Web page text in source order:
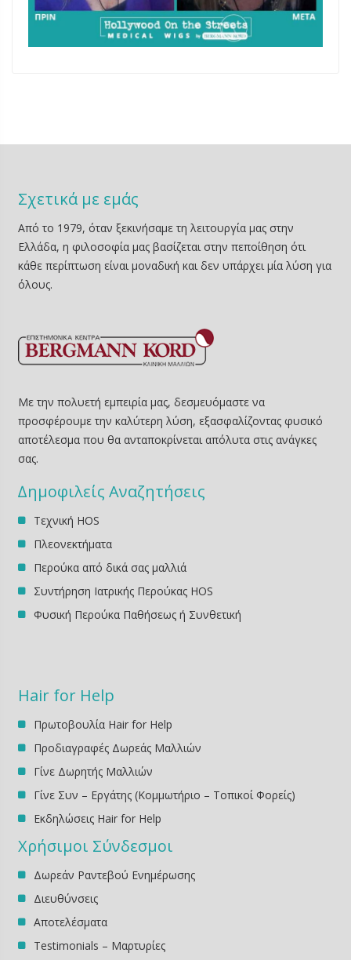
Σχετικά με εμάς
Από το 1979, όταν ξεκινήσαμε τη λειτουργία μας στην
Ελλάδα, η φιλοσοφία μας βασίζεται στην πεποίθηση ότι
κάθε περίπτωση είναι μοναδική και δεν υπάρχει μία λύση για
όλους.
Με την πολυετή εμπειρία μας, δεσμευόμαστε να
προσφέρουμε την καλύτερη λύση, εξασφαλίζοντας φυσικό
αποτέλεσμα που θα ανταποκρίνεται απόλυτα στις ανάγκες
σας.
∆ημοφιλείς Αναζητήσεις
Τεχνική HOS
Πλεονεκτήματα
Περούκα από δικά σας μαλλιά
Συντήρηση Ιατρικής Περούκας HOS
Φυσική Περούκα Παθήσεως ή Συνθετική
Hair for Help
Πρωτοβουλία Hair for Help
Προδιαγραφές Δωρεάς Μαλλιών
Γίνε Δωρητής Μαλλιών
Γίνε Συν – Εργάτης (Κομμωτήριο – Τοπικοί Φορείς)
Εκδηλώσεις Ηair for Help
Χρήσιμοι Σύνδεσμοι
Δωρεάν Ραντεβού Ενημέρωσης
Διευθύνσεις
Αποτελέσματα
Testimonials – Μαρτυρίες